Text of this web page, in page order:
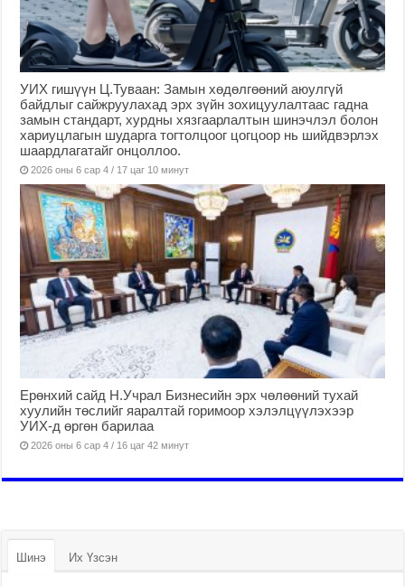
УИХ гишүүн Ц.Туваан: Замын хөдөлгөөний аюулгүй
байдлыг сайжруулахад эрх зүйн зохицуулалтаас гадна
замын стандарт, хурдны хязгаарлалтын шинэчлэл болон
хариуцлагын шударга тогтолцоог цогцоор нь шийдвэрлэх
шаардлагатайг онцоллоо.
2026 оны 6 сар 4 / 17 цаг 10 минут
Ерөнхий сайд Н.Учрал Бизнесийн эрх чөлөөний тухай
хуулийн төслийг яаралтай горимоор хэлэлцүүлэхээр
УИХ-д өргөн барилаа
2026 оны 6 сар 4 / 16 цаг 42 минут
Шинэ Их Үзсэн